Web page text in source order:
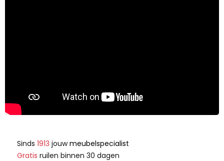
Sinds 1913 jouwmeubelspecialist
Gratis ruilen binnen 30 dagen